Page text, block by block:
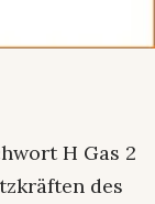
H Gas 2
des